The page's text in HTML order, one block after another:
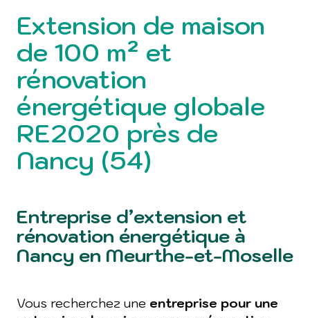
Extension de maison
de 100 m² et
rénovation
énergétique globale
RE2020 près de
Nancy (54)
Entreprise d’extension et
rénovation énergétique à
Nancy en Meurthe-et-Moselle
Vous recherchez une entreprise pour une